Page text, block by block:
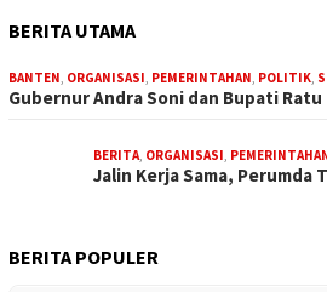
BERITA UTAMA
BANTEN, ORGANISASI, PEMERINTAHAN, POLITIK,
Gubernur Andra Soni dan Bupati
BERITA, ORGANISASI,
Jalin Kerja Sama,
BERITA POPULER